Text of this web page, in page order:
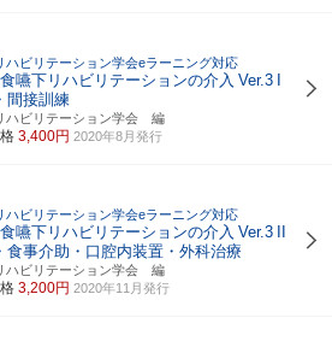
ハビリテーション学会eラーニング対応
嚥下リハビリテーションの介入 Ver.3
接訓練
ハビリテーション学会 編
3,400円 2020年8月発行
ハビリテーション学会eラーニング対応
嚥下リハビリテーションの介入 Ver.3
事介助・口腔内装置・外科治療
ハビリテーション学会 編
3,200円 2020年11月発行